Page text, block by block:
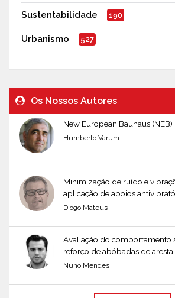
Sustentabilidade 190
Urbanismo 527
Os Nossos Autores
New European Bauhaus (NEB)
Humberto Varum
Minimização de ruído e
aplicação de apoios
Diogo Mateus
Avaliação do comportamento
reforço de abóbadas de aresta
Nuno Mendes